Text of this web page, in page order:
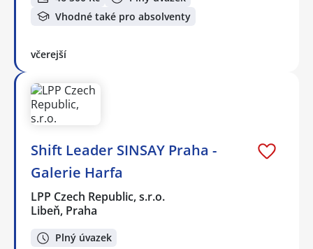
Vhodné také pro absolventy
včerejší
Shift Leader SINSAY Praha -
Galerie Harfa
LPP Czech Republic, s.r.o.
Libeň, Praha
Plný úvazek